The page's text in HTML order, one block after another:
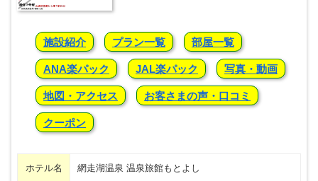
施設紹介 プラン一覧 部屋一覧
ANA楽パック JAL楽パック 写真・動画
地図・アクセス お客さまの声・口コミ
クーポン
ホテル名 網走湖温泉 温泉旅館もとよし